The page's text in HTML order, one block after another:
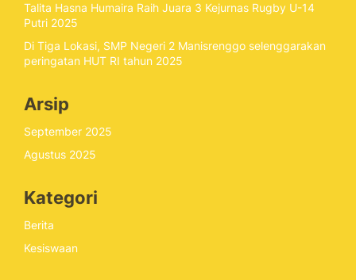
Talita Hasna Humaira Raih Juara 3 Kejurnas Rugby U-14
Putri 2025
Di Tiga Lokasi, SMP Negeri 2 Manisrenggo selenggarakan
peringatan HUT RI tahun 2025
Arsip
September 2025
Agustus 2025
Kategori
Berita
Kesiswaan